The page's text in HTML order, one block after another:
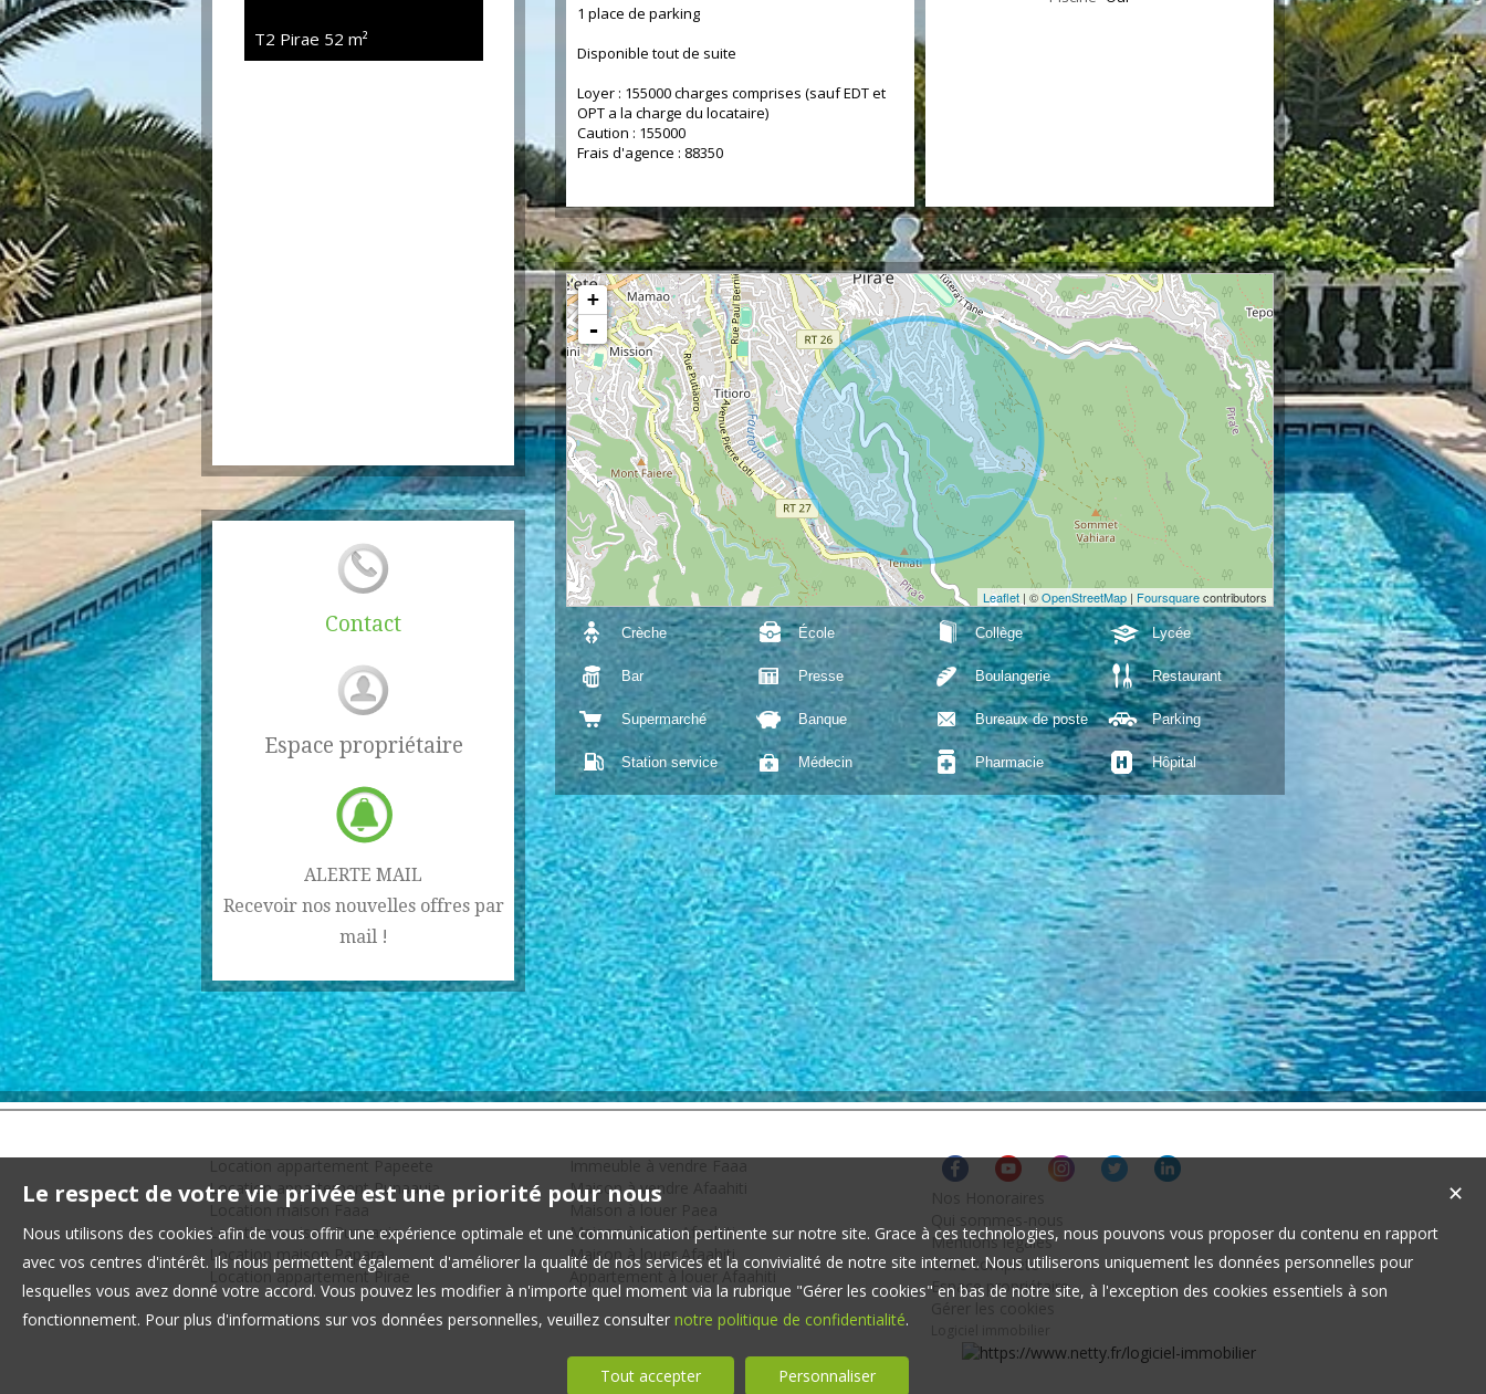
T2 Pirae 52 m²
Contact
Espace propriétaire
ALERTE MAIL
Recevoir nos nouvelles offres par
mail !
1 place de parking
Disponible tout de suite
Loyer : 155000 charges comprises (sauf EDT et
OPT a la charge du locataire)
Caution : 155000
Frais d'agence : 88350
+
-
Leaflet | ©OpenStreetMap | Foursquarecontributors
Crèche École Collège Lycée
Bar Presse Boulangerie Restaurant
Supermarché Banque Bureaux de poste Parking
Station service Médecin Pharmacie Hôpital
Location appartement Punaauia
Location maison Faaa
Location maison Punaauia
Location maison Papara
Location appartement Pirae
Maison à vendre Afaahiti
Maison à louer Afaahiti
Maison à louer Afaahiti
Mentions légales
Offre complète
Espace propriétaire
✕
Le respect de votre vie privée est une priorité pour nous
Nous utilisons des cookies afin de vous offrir une expérience optimale et une communication pertinente sur notre site. Grace à ces technologies, nous pouvons vous proposer du contenu en rapport
avec vos centres d'intérêt. Ils nous permettent également d'améliorer la qualité de nos services et la convivialité de notre site internet. Nous utiliserons uniquement les données personnelles pour
lesquelles vous avez donné votre accord. Vous pouvez les modifier à n'importe quel moment via la rubrique "Gérer les cookies" en bas de notre site, à l'exception des cookies essentiels à son
fonctionnement. Pour plus d'informations sur vos données personnelles, veuillez consulter notre politique de confidentialité.
Tout accepter Personnaliser